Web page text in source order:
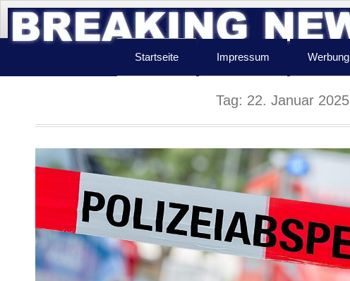
Startseite Impressum Werbung
Tag: 22. Januar 2025